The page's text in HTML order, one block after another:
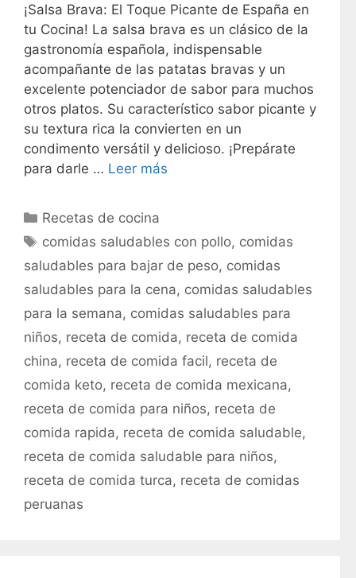
¡Salsa Brava: El Toque Picante de España en
tu Cocina! La salsa brava es un clásico de la
gastronomía española, indispensable
acompañante de las patatas bravas y un
excelente potenciador de sabor para muchos
otros platos. Su característico sabor picante y
su textura rica la convierten en un
condimento versátil y delicioso. ¡Prepárate
para darle … Leer más
C
e
g
o
r
s
Recetas de cocina
E
q
u
e
t
comidas saludables con pollo, comidas
saludables para bajar de peso, comidas
saludables para la cena, comidas saludables
para la semana, comidas saludables para
niños, receta de comida, receta de comida
china, receta de comida facil, receta de
comida keto, receta de comida mexicana,
receta de comida para niños, receta de
comida rapida, receta de comida saludable,
receta de comida saludable para niños,
receta de comida turca, receta de comidas
peruanas